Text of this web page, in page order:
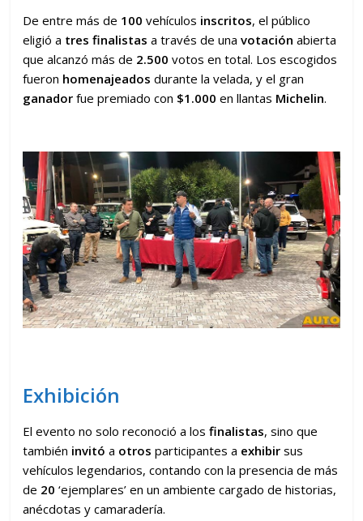
De entre más de 100 vehículos inscritos, el público
eligió a tres finalistas a través de unavotación abierta
que alcanzó más de 2.500 votos en total. Los escogidos
fueron homenajeados durante la velada, y el gran
ganador fue premiado con $1.000en llantas Michelin.
Exhibición
El evento no solo reconoció a losfinalistas, sino que
también invitó a otros participantes a exhibir sus
vehículos legendarios, contando con la presencia de más
de 20 ‘ejemplares’ en un ambiente cargado de historias,
anécdotas y camaradería.